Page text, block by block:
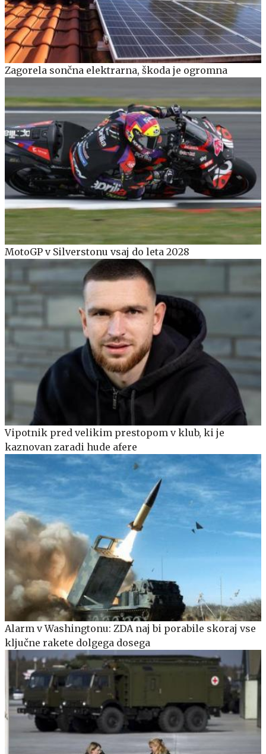
Zagorela sončna elektrarna, škoda je ogromna
MotoGP v Silverstonu vsaj do leta 2028
Vipotnik pred velikim prestopom v klub, ki je
kaznovan zaradi hude afere
Alarm v Washingtonu: ZDA naj bi porabile skoraj vse
ključne rakete dolgega dosega